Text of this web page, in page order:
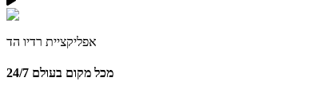
אפליקציית רדיו הד
24/7 מכל מקום בעולם